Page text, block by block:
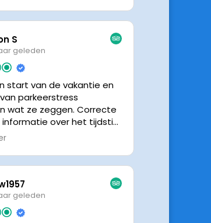
wisten we precies waar de
met een prachtige auto
comfortabele rit. Graag
de keer.
S
geleden
start van de vakantie en
parkeerstress
wat ze zeggen. Correcte
over het tijdstip
Voldeed ook nu weer
geleden